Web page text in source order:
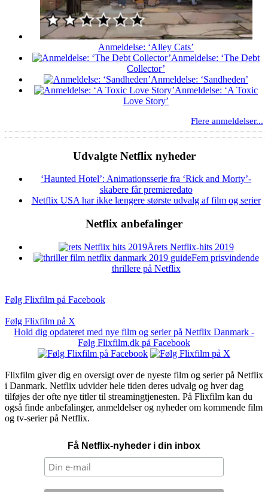
Anmeldelse: ‘Alley Cats’
Anmeldelse: ‘The Debt
Collector’
Anmeldelse: ‘Sandheden’
Anmeldelse: ‘A Toxic
Love Story’
Flere anmeldelser...
Udvalgte Netflix nyheder
‘Haunted Hotel’: Animationsserie fra ‘Rick and Morty’-
skabere får premieredato
Netflix USA har ikke længere største udvalg af film og serier
Netflix anbefalinger
Årets Netflix-hits 2019
Fem prisvindende
thrillere på Netflix
Følg Flixfilm på Facebook
Følg Flixfilm på X
Hold dig opdateret med nye film og serier på Netflix Danmark -
Følg Flixfilm.dk på Facebook
Flixfilm giver dig en oversigt over de nyeste film og serier på Netflix
i Danmark. Netflix udvider hele tiden deres udvalg og hver dag
tilføjes der ofte nye titler til streamingtjenesten. På Flixfilm kan du
også finde anbefalinger, anmeldelser og nyheder om kommende film
og tv-serier på Netflix.
Få Netflix-nyheder i din inbox